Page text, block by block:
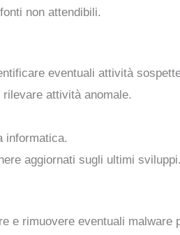
non attendibili.
eventuali attività
attività anomale.
informatica.
aggiornati sugli ultimi sviluppi.
e rimuovere eventuali malware